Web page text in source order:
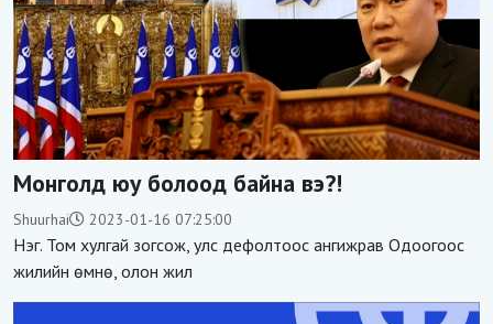
Монголд юу болоод байна вэ?!
Shuurhai 2023-01-16 07:25:00
Нэг. Том хулгай зогсож, улс дефолтоос ангижрав Одоогоос
жилийн өмнө, олон жил